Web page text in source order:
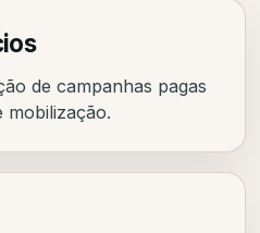
de campanhas pagas
mobilização.